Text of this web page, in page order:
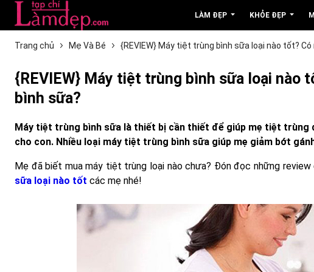
LÀM ĐẸP KHỎE ĐẸP
Trang chủ Mẹ Và Bé {REVIEW} Máy tiệt trùng bình sữa loại nào tốt?
{REVIEW} Máy tiệt trùng bình sữa loại nào
bình sữa?
Máy tiệt trùng bình sữa là thiết bị cần thiết để giúp mẹ tiệt trùng
cho con. Nhiều loại máy tiệt trùng bình sữa giúp mẹ giảm bớt
Mẹ đã biết mua máy tiệt trùng loại nào chưa? Đón đọc những
sữa loại nào tốt các mẹ nhé!